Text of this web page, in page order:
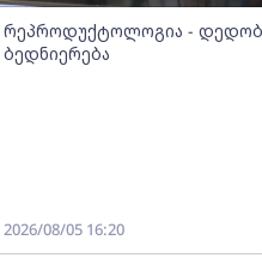
რეპროდუქტოლოგია -
ბედნიერება
2026/08/05 16:20